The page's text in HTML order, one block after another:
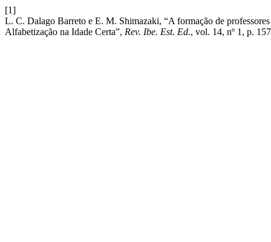
[1]
L. C. Dalago Barreto e E. M. Shimazaki, “A formação de
Alfabetização na Idade Certa”, Rev. Ibe. Est. Ed., vol. 14, nº 1, p.